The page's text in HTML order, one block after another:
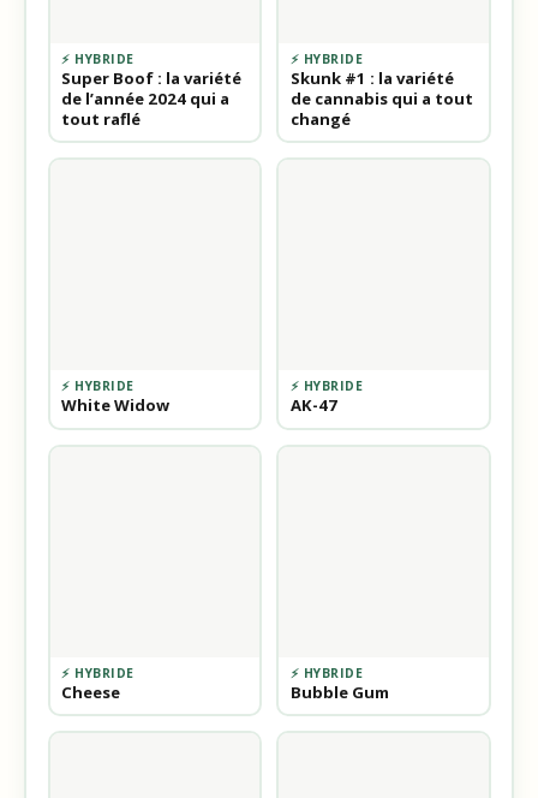
⚡ HYBRIDE
Super Boof : la variété
de l’année 2024 qui a
tout raflé
⚡ HYBRIDE
Skunk #1 : la variété
de cannabis qui a tout
changé
⚡ HYBRIDE
White Widow
⚡ HYBRIDE
AK-47
⚡ HYBRIDE
Cheese
⚡ HYBRIDE
Bubble Gum